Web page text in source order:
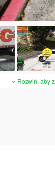
Rozwiń, aby